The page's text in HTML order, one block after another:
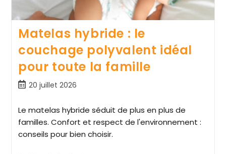
Matelas hybride : le
couchage polyvalent idéal
pour toute la famille
20 juillet 2026
Le matelas hybride séduit de plus en plus de
familles. Confort et respect de l'environnement :
conseils pour bien choisir.